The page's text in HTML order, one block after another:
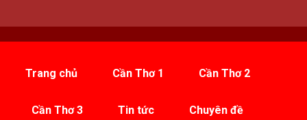
Trang chủ Cần Thơ 1 Cần Thơ 2
Cần Thơ 3 Tin tức Chuyên đề